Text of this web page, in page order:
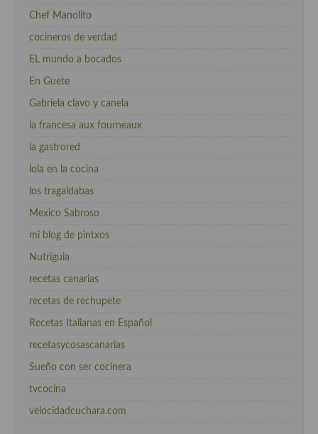
Chef Manolito
cocineros de verdad
EL mundo a bocados
En Guete
Gabriela clavo y canela
la francesa aux fourneaux
la gastrored
lola en la cocina
los tragaldabas
Mexico Sabroso
mi blog de pintxos
Nutriguia
recetas canarias
recetas de rechupete
Recetas Italianas en Español
recetasycosascanarias
Sueño con ser cocinera
tvcocina
velocidadcuchara.com